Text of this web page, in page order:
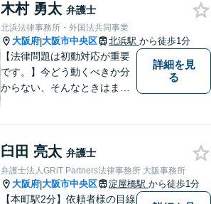
寧・信頼と実績を積み重ねた
弁護を行なっています。【英
語対応可】
木村 勇太 弁護士
北浜法律事務所・外国法共同事業
大阪府|大阪市中央区 北浜駅 から徒歩1分
【法律問題は初動対応が重要
です。】今どう動くべきか分
からない、そんなときはまず
詳細を見
る
臼田 亮太 弁護士
弁護士法人GRiT Partners法律事務所 大阪事務所
大阪府|大阪市中央区 淀屋橋駅 から徒歩1分
【本町駅2分】依頼者様の目線